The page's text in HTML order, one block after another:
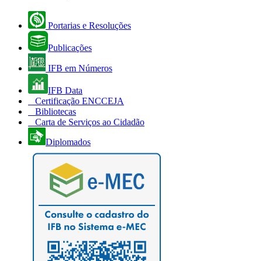
Portarias e Resoluções
Publicações
IFB em Números
IFB Data
Certificação ENCCEJA
Bibliotecas
Carta de Serviços ao Cidadão
Diplomados